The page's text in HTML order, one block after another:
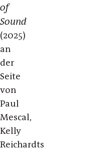
of
Sound
(2025)
an
der
Seite
von
Paul
Mescal,
Kelly
Reichardts